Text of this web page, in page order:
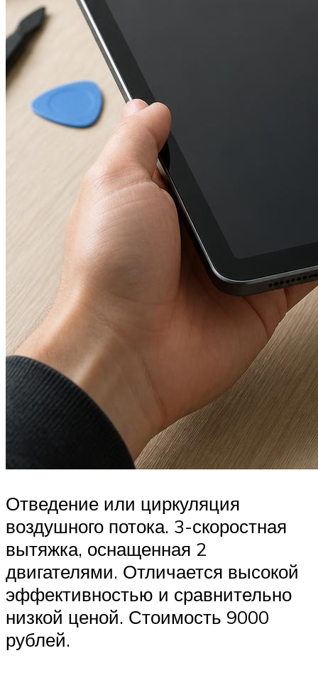
Отведение или циркуляция
воздушного потока. 3-скоростная
вытяжка, оснащенная 2
двигателями. Отличается высокой
эффективностью и сравнительно
низкой ценой. Стоимость 9000
рублей.